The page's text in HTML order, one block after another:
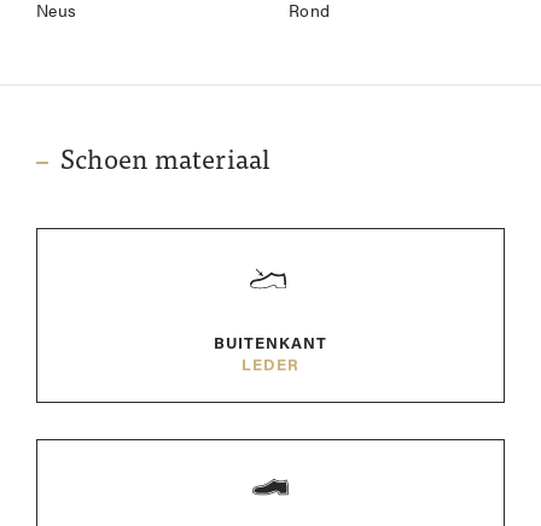
Neus Rond
Schoen materiaal
BUITENKANT
LEDER